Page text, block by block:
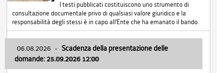
I testi pubblicati costituiscono uno strumento di
consultazione documentale privo di qualsiasi valore giuridico e la
responsabilità degli stessi è in capo all'Ente che ha emanato il bando.
06.08.2026 - Scadenza della presentazione delle
domande: 25.09.2026 12:00